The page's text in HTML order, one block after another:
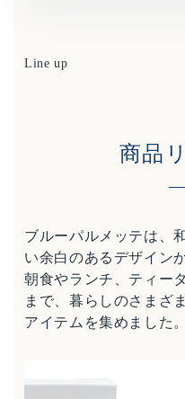
Line up
商品
ブルーパルメッテは、
い余白のあるデザイン
朝食やランチ、ティー
まで、暮らしのさまざ
アイテムを集めました。